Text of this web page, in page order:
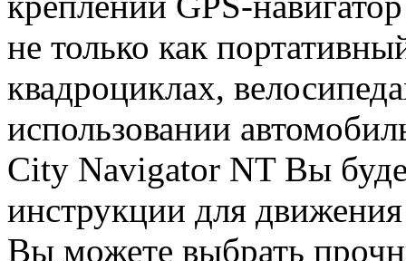
не только как
квадроциклах,
использовании
City Navigator NT Вы
инструкции для
Вы можете выбрать